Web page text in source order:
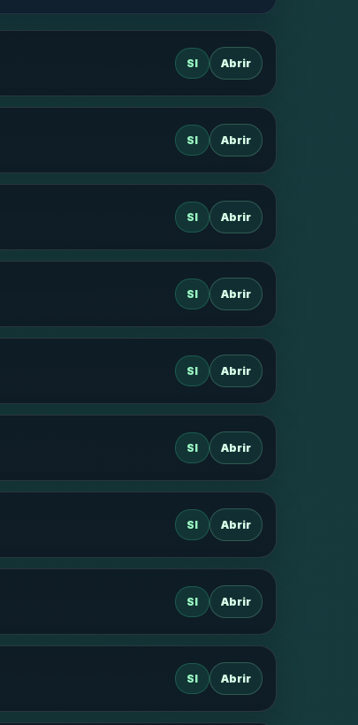
SI Abrir
SI Abrir
SI Abrir
SI Abrir
SI Abrir
SI Abrir
SI Abrir
SI Abrir
SI Abrir